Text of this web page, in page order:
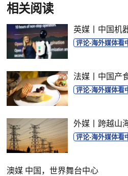
相关阅读
英媒丨中国机
评论-海外媒体看
法媒丨中国产
评论-海外媒体看
外媒丨跨越山
评论-海外媒体看
澳媒 中国，世界舞台中心